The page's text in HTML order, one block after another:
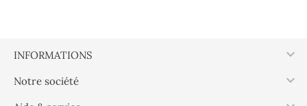
INFORMATIONS 
Notre société 